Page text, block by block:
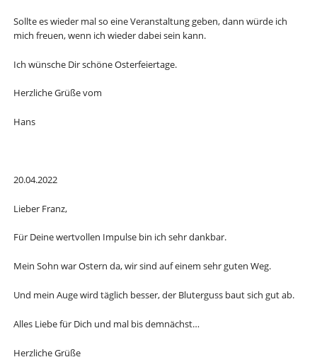
Sollte es wieder mal so eine Veranstaltung geben, dann würde ich
mich freuen, wenn ich wieder dabei sein kann.
Ich wünsche Dir schöne Osterfeiertage.
Herzliche Grüße vom
Hans
20.04.2022
Lieber Franz,
Für Deine wertvollen Impulse bin ich sehr dankbar.
Mein Sohn war Ostern da, wir sind auf einem sehr guten Weg.
Und mein Auge wird täglich besser, der Bluterguss baut sich gut ab.
Alles Liebe für Dich und mal bis demnächst…
Herzliche Grüße